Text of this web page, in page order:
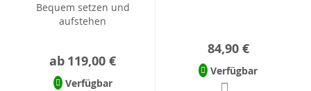
Bequem setzen und
aufstehen
ab 119,00 €
Verfügbar
84,90 €
Verfügbar